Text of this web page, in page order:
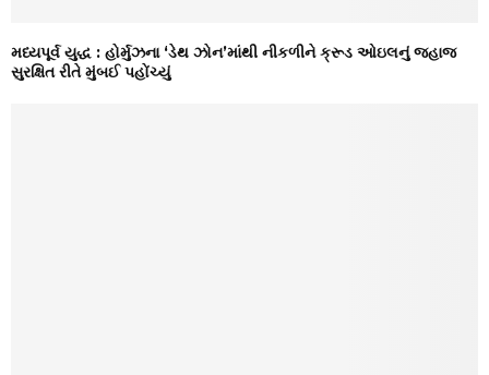
મધ્યપૂર્વ યુદ્ધ : હોર્મુઝના ‘ડેથ ઝોન’માંથી નીકળીને ક્રૂડ ઓઇલનું જહાજ
સુરક્ષિત રીતે મુંબઈ પહોંચ્યું